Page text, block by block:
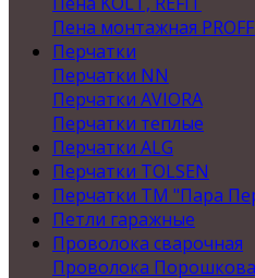
Пена монтажная
Перчатки
Перчатки NN
Перчатки AVIORA
Перчатки теплые
Перчатки ALG
Перчатки TOLSEN
Перчатки ТМ "Пара
Петли гаражные
Проволока сварочная
Проволока